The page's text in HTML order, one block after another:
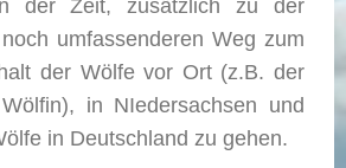
der Zeit, zusätzlich zu der
umfassenderen Weg zum
der Wölfe vor Ort (z.B. der
in NIedersachsen und
in Deutschland zu gehen.